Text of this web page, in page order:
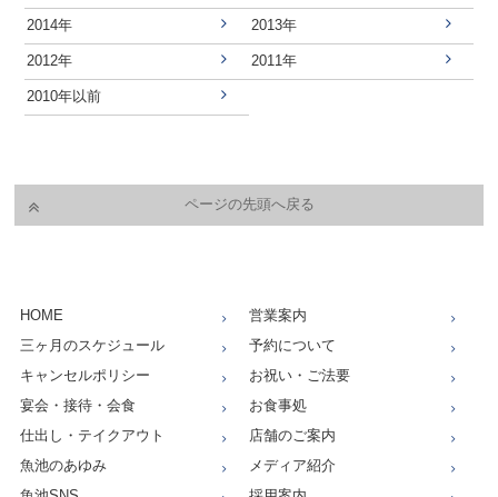
2014年 2013年
2012年 2011年
2010年以前
ページの先頭へ戻る
HOME
営業案内
三ヶ月のスケジュール
予約について
キャンセルポリシー
お祝い・ご法要
宴会・接待・会食
お食事処
仕出し・テイクアウト
店舗のご案内
魚池のあゆみ
メディア紹介